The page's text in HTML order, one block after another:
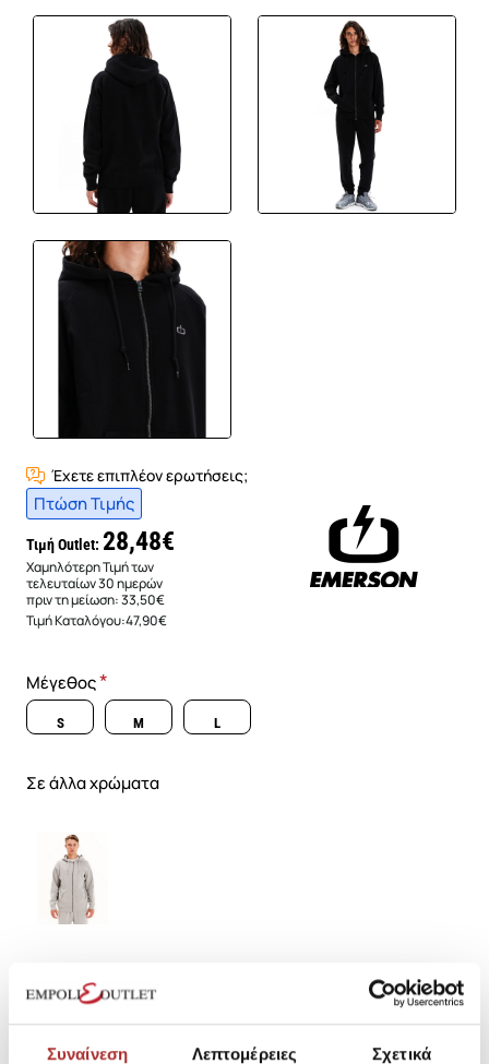
Συναίνεση Λεπτομέρειες Σχετικά
Έχετε επιπλέον ερωτήσεις;
Πτώση Τιμής
Τιμή Outlet: 28,48€
Χαμηλότερη Τιμή των
τελευταίων 30 ημερών
πριν τη μείωση:33,50€
Τιμή Καταλόγου:47,90€
Μέγεθος
S M L
Σε άλλα χρώματα
Κωδικός Κατασκευαστή: 251.EM21.89K